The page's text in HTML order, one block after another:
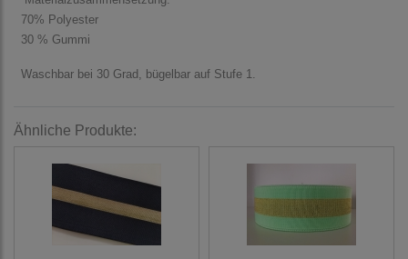
70% Polyester
30 % Gummi
Waschbar bei 30 Grad, bügelbar auf Stufe 1.
Ähnliche Produkte: